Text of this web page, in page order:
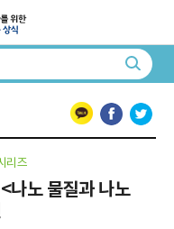
검색
페이스북트위터
리즈
나노 물질과 나노